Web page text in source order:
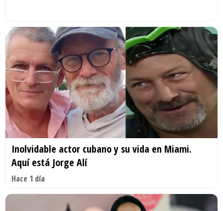
Inolvidable actor cubano y su vida en Miami.
Aquí está Jorge Alí
Hace 1 día